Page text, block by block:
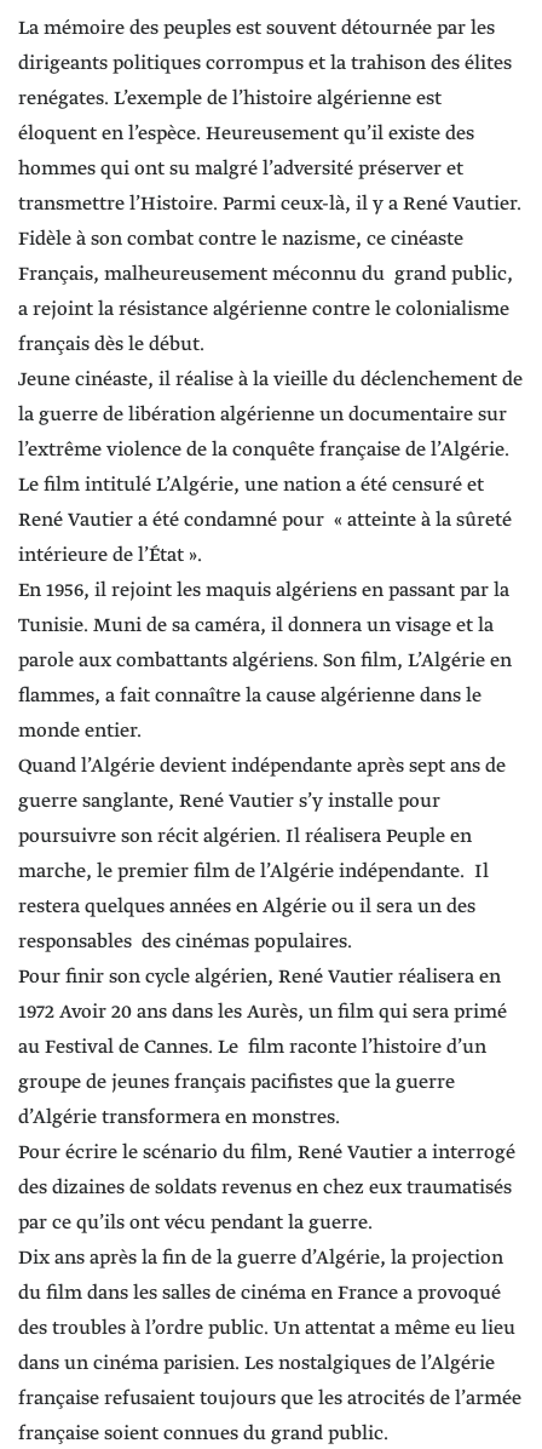
La mémoire des peuples est souvent détournée par les
dirigeants politiques corrompus et la trahison des élites
renégates. L’exemple de l’histoire algérienne est
éloquent en l’espèce. Heureusement qu’il existe des
hommes qui ont su malgré l’adversité préserver et
transmettre l’Histoire. Parmi ceux-là, il y a René Vautier.
Fidèle à son combat contre le nazisme, ce cinéaste
Français, malheureusement méconnu du grand public,
a rejoint la résistance algérienne contre le colonialisme
français dès le début.
Jeune cinéaste, il réalise à la vieille du déclenchement de
la guerre de libération algérienne un documentaire sur
l’extrême violence de la conquête française de l’Algérie.
Le film intitulé L’Algérie, une nation a été censuré et
René Vautier a été condamné pour « atteinte à la sûreté
intérieure de l’État ».
En 1956, il rejoint les maquis algériens en passant par la
Tunisie. Muni de sa caméra, il donnera un visage et la
parole aux combattants algériens. Son film, L’Algérie en
flammes, a fait connaître la cause algérienne dans le
monde entier.
Quand l’Algérie devient indépendante après sept ans de
guerre sanglante, René Vautier s’y installe pour
poursuivre son récit algérien. Il réalisera Peuple en
marche, le premier film de l’Algérie indépendante. Il
restera quelques années en Algérie ou il sera un des
responsables des cinémas populaires.
Pour finir son cycle algérien, René Vautier réalisera en
1972 Avoir 20 ans dans les Aurès, un film qui sera primé
au Festival de Cannes. Le film raconte l’histoire d’un
groupe de jeunes français pacifistes que la guerre
d’Algérie transformera en monstres.
Pour écrire le scénario du film, René Vautier a interrogé
des dizaines de soldats revenus en chez eux traumatisés
par ce qu’ils ont vécu pendant la guerre.
Dix ans après la fin de la guerre d’Algérie, la projection
du film dans les salles de cinéma en France a provoqué
des troubles à l’ordre public. Un attentat a même eu lieu
dans un cinéma parisien. Les nostalgiques de l’Algérie
française refusaient toujours que les atrocités de l’armée
française soient connues du grand public.